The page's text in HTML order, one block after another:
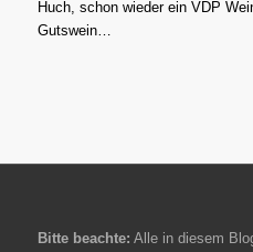
Huch, schon wieder ein VDP
Gutswein…
Bitte beachte: Alle in diesem